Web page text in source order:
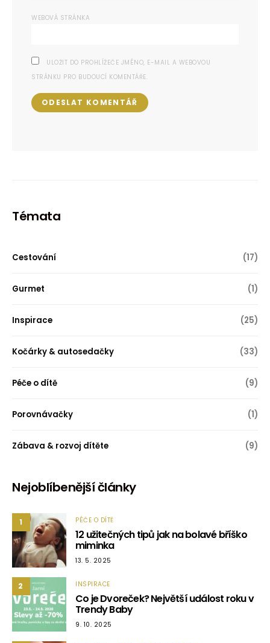
WEBOVÁ STRÁNKA
ULOŽIT DO PROHLÍŽEČE JMÉNO, E-MAIL A WEBOVOU
STRÁNKU PRO BUDOUCÍ KOMENTÁŘE.
Témata
Cestování (17)
Gurmet (1)
Inspirace (25)
Kočárky & autosedačky (33)
Péče o dítě (9)
Porovnávačky (1)
Zábava & rozvoj dítěte (9)
Nejoblíbenější články
1 PÉČE O DÍTĚ
12 užitečných tipů jak na bolavé bříško
miminka
13. 5. 2025
2 INSPIRACE
Co je Dvoreček? Největší událost roku v
Trendy Baby
9. 10. 2025